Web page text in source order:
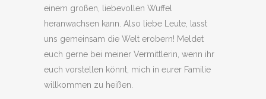
einem großen, liebevollen Wuffel
heranwachsen kann. Also liebe Leute, lasst
uns gemeinsam die Welt erobern! Meldet
euch gerne bei meiner Vermittlerin, wenn ihr
euch vorstellen könnt, mich in eurer Familie
willkommen zu heißen.